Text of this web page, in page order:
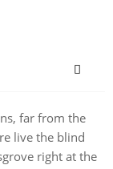
far from the
live the blind
right at the